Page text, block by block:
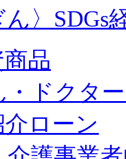
ん〉SDGs
品
・ドクタ
ローン